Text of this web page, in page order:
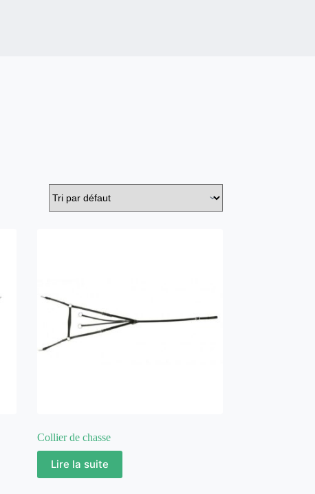
Collier de chasse
Lire la suite